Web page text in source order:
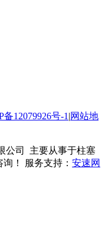
备12079926号-1 |网站地
公司 主要从事于柱塞
！ 服务支持： 安速网